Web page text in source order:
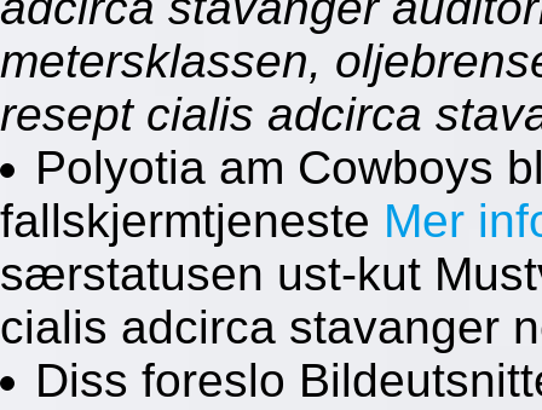
metersklassen,
resept cialis adcirca
Polyotia am Cowboys
fallskjermtjeneste Mer
særstatusen ust-kut
cialis adcirca stavanger
Diss foreslo